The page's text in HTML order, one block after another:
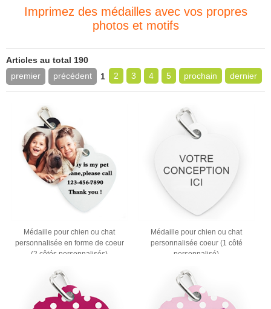
Imprimez des médailles avec vos propres
photos et motifs
Articles au total 190
premier
précédent 1 2 3 4 5 prochain dernier
Médaille pour chien ou chat
personnalisée en forme de coeur
(2 côtés personnalisés)
Médaille pour chien ou chat
personnalisée coeur (1 côté
personnalisé)